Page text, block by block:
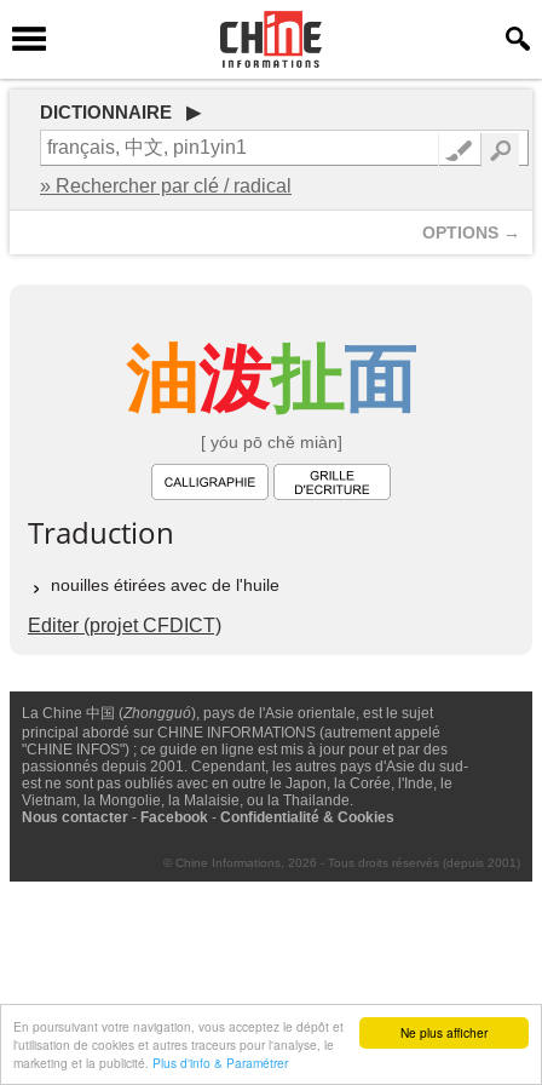
Ne plus afficher
En poursuivant votre navigation, vous acceptez le dépôt et
l'utilisation de cookies et autres traceurs pour l'analyse, le
marketing et la publicité. Plus d'info & Paramétrer
DICTIONNAIRE ▶
» Rechercher par clé / radical
OPTIONS →
油泼扯面
[ yóu pō chě miàn]
Traduction
nouilles étirées avec de l'huile
Editer (projet CFDICT)
La Chine 中国 (Zhongguó), pays de l'Asie orientale, est le sujet
principal abordé sur CHINE INFORMATIONS (autrement appelé
"CHINE INFOS") ; ce guide en ligne est mis à jour pour et par des
passionnés depuis 2001. Cependant, les autres pays d'Asie du sud-
est ne sont pas oubliés avec en outre le Japon, la Corée, l'Inde, le
Vietnam, la Mongolie, la Malaisie, ou la Thailande.
Nous contacter - Facebook - Confidentialité & Cookies
© Chine Informations, 2026 - Tous droits réservés (depuis 2001)